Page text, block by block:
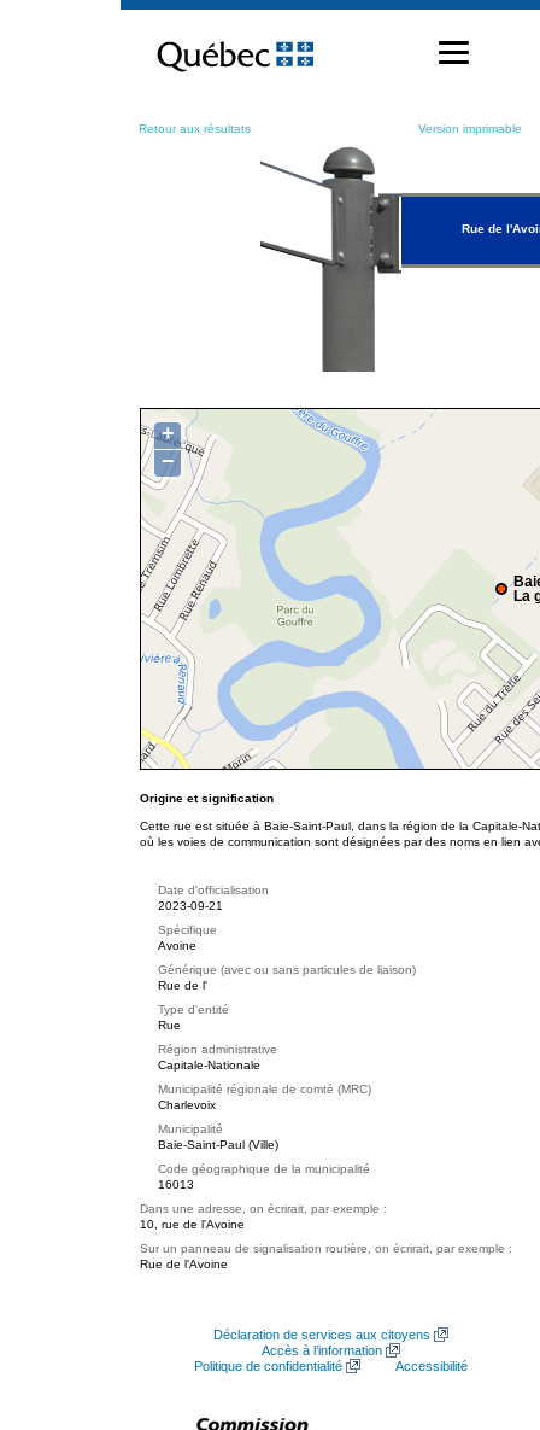
contenu
Retour aux résultats Version imprimable
Rue de
La
+
−
Origine et signification
Cette rue est située à Baie-Saint-Paul, dans la région de la Capitale-
où les voies de communication sont désignées par des noms en lien
Date d'officialisation
2023-09-21
Spécifique
Avoine
Générique (avec ou sans particules de liaison)
Rue de l'
Type d'entité
Rue
Région administrative
Capitale-Nationale
Municipalité régionale de comté (MRC)
Charlevoix
Municipalité
Baie-Saint-Paul (Ville)
Code géographique de la municipalité
16013
Dans une adresse, on écrirait, par exemple :
10, rue de l'Avoine
Sur un panneau de signalisation routière, on écrirait, par exemple :
Rue de l'Avoine
Déclaration de services aux citoyens
Accès à l’information
Politique de confidentialité
Accessibilité